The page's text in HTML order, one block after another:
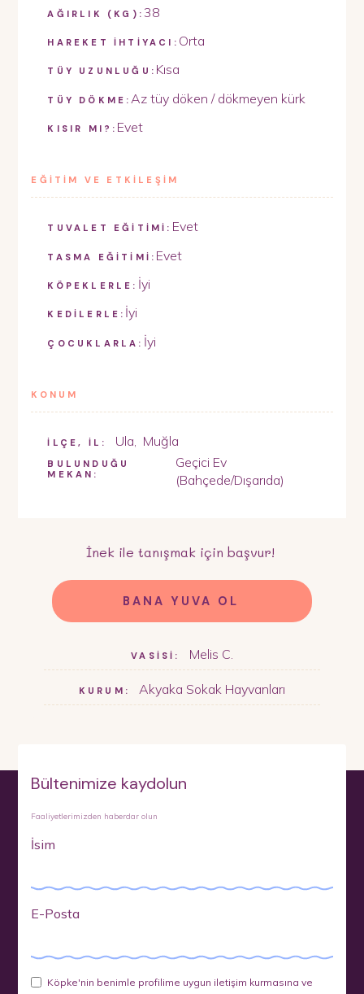
AĞIRLIK (KG): 38
HAREKET İHTİYACI: Orta
TÜY UZUNLUĞU: Kısa
TÜY DÖKME: Az tüy döken / dökmeyen kürk
KISIR MI?: Evet
EĞİTİM VE ETKİLEŞİM
TUVALET EĞİTİMİ: Evet
TASMA EĞİTİMİ: Evet
KÖPEKLERLE: İyi
KEDİLERLE: İyi
ÇOCUKLARLA: İyi
KONUM
İLÇE, İL: Ula Muğla
BULUNDUĞU
MEKAN:
Geçici Ev
(Bahçede/Dışarıda)
İnek ile tanışmak için başvur!
BANA YUVA OL
VASİSİ: Melis C.
KURUM: Akyaka Sokak Hayvanları
Bültenimize kaydolun
Faaliyetlerimizden haberdar olun
İsim
E-Posta
Köpke'nin benimle profilime uygun iletişim kurmasına ve